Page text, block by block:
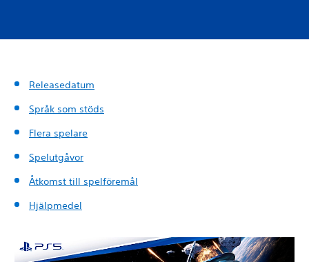
Releasedatum
Språk som stöds
Flera spelare
Spelutgåvor
Åtkomst till spelföremål
Hjälpmedel